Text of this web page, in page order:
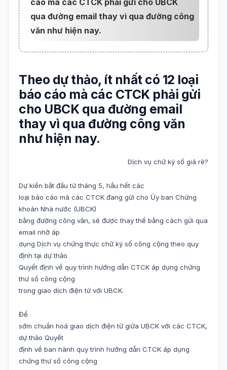
cáo mà các CTCK phải gửi cho UBCK
qua đường email thay vì qua đường công
văn như hiện nay.
Theo dự thảo, ít nhất có 12 loại
báo cáo mà các CTCK phải gửi
cho UBCK qua đường email
thay vì qua đường công văn
như hiện nay.
Dịch vụ chữ ký số giá rẻ?
Dự kiến bắt đầu từ tháng 5, hầu hết các
loại báo cáo mà các CTCK đang gửi cho Ủy ban Chứng
khoán Nhà nước (UBCK)
bằng đường công văn, sẽ được thay thế bằng cách gửi qua
email nhờ áp
dụng Dịch vụ chứng thực chữ ký số công cộng theo quy
định tại dự thảo
Quyết định về quy trình hướng dẫn CTCK áp dụng chứng
thư số công cộng
trong giao dịch điện tử với UBCK.
Để
sớm chuẩn hoá giao dịch điện tử giữa UBCK với các CTCK,
dự thảo Quyết
định về ban hành quy trình hướng dẫn CTCK áp dụng
chứng thư số công cộng